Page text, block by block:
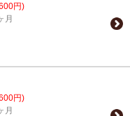
円)
月
円)
月